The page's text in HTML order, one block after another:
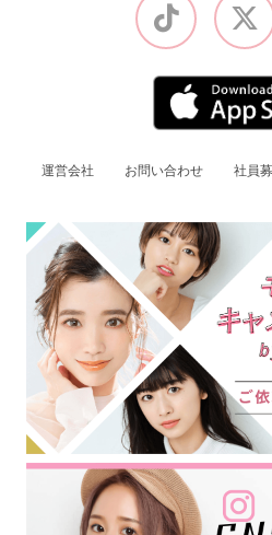
運営会社 お問い合わせ 社員